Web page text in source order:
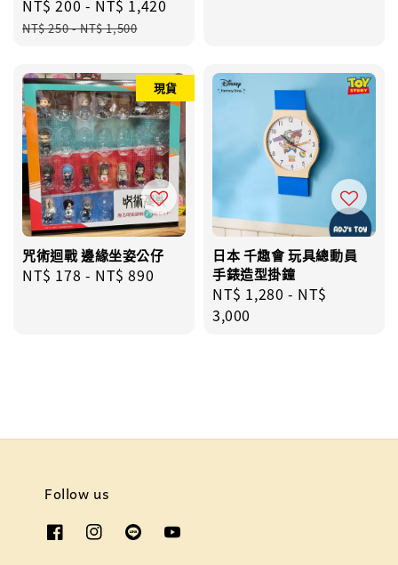
Sale
price
NT$ 200 - NT$ 1,420
Regular
NT$ 250-NT$ 1,500
現貨
咒術迴戰 邊緣坐姿公仔
Regular
NT$ 178 - NT$ 890
日本 千趣會 玩具總動員
手錶造型掛鐘
Regular
price
NT$ 1,280 - NT$
3,000
Follow us